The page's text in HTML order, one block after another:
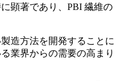
顕著であり、PBI 繊維の
造方法を開発することに
業界からの需要の高まり